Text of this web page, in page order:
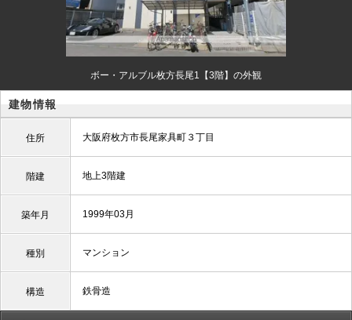
ボー・アルブル枚方長尾1【3階】の外観
建物情報
住所 大阪府枚方市長尾家具町３丁目
階建 地上3階建
築年月 1999年03月
種別 マンション
構造 鉄骨造